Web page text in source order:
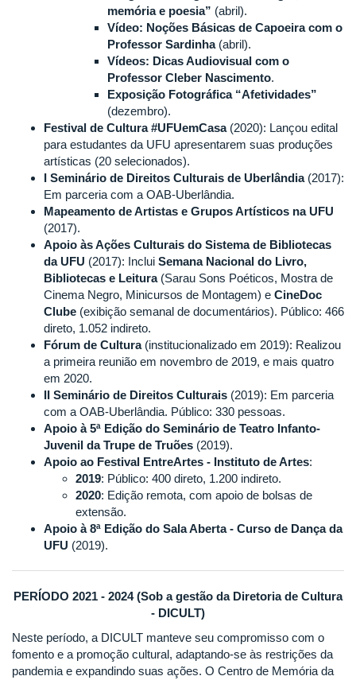
memória e poesia” (abril).
Vídeo: Noções Básicas de Capoeira com o
Professor Sardinha(abril).
Vídeos: Dicas Audiovisual com o
Professor Cleber Nascimento.
Exposição Fotográfica “Afetividades”
(dezembro).
Festival de Cultura #UFUemCasa(2020): Lançou edital
para estudantes da UFU apresentarem suas produções
artísticas (20 selecionados).
I Seminário de Direitos Culturais de Uberlândia(2017):
Em parceria com a OAB-Uberlândia.
Mapeamento de Artistas e Grupos Artísticos na UFU
(2017).
Apoio às Ações Culturais do Sistema de Bibliotecas
da UFU (2017): Inclui Semana Nacional do Livro,
Bibliotecas e Leitura(Sarau Sons Poéticos, Mostra de
Cinema Negro, Minicursos de Montagem) e CineDoc
Clube (exibição semanal de documentários). Público: 466
direto, 1.052 indireto.
Fórum de Cultura(institucionalizado em 2019): Realizou
a primeira reunião em novembro de 2019, e mais quatro
em 2020.
II Seminário de Direitos Culturais (2019): Em parceria
com a OAB-Uberlândia. Público: 330 pessoas.
Apoio à 5ª Edição do Seminário de Teatro Infanto-
Juvenil da Trupe de Truões (2019).
Apoio ao Festival EntreArtes - Instituto de Artes:
2019: Público: 400 direto, 1.200 indireto.
2020: Edição remota, com apoio de bolsas de
extensão.
Apoio à 8ª Edição do Sala Aberta - Curso de Dança da
UFU (2019).
PERÍODO 2021 - 2024 (Sob a gestão da Diretoria de Cultura
- DICULT)
Neste período, a DICULT manteve seu compromisso com o
fomento e a promoção cultural, adaptando-se às restrições da
pandemia e expandindo suas ações. O Centro de Memória da